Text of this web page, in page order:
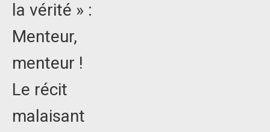
la vérité » :
Menteur,
menteur !
Le récit
malaisant